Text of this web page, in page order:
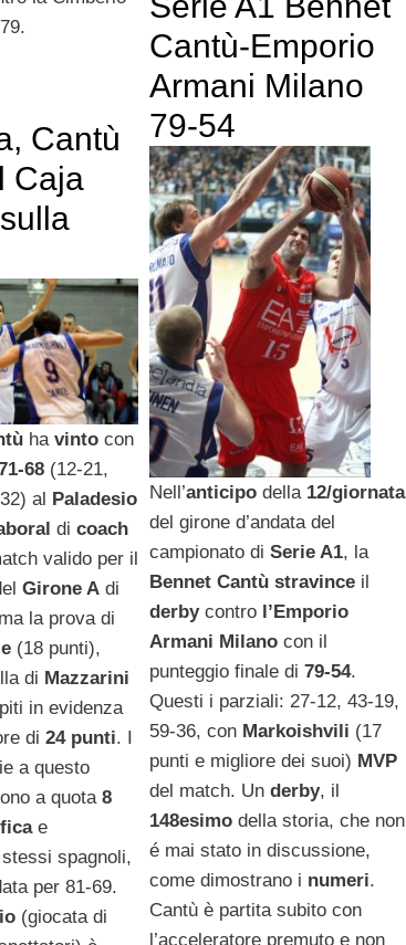
Cantù-Emporio
Armani Milano
79-54
Nell’anticipodella 12/giornata
del girone d’andata del
campionato di Serie A1, la
Bennet Cantù stravinceil
derbycontro l’Emporio
Armani Milanocon il
punteggio finale di 79-54.
Questi i parziali: 27-12, 43-19,
59-36, con Markoishvili (17
punti e migliore dei suoi) MVP
del match. Un derby, il
148esimodella storia, che non
é mai stato in discussione,
come dimostrano i numeri.
Cantù è partita subito con
l’acceleratore premuto e non
Cantù
Caja
ha vinto con
68 (12-21,
al Paladesio
di coach
valido per il
Girone A di
la prova di
(18 punti),
di Mazzarini
in evidenza
di 24 punti. I
a questo
a quota8
e
spagnoli,
per 81-69.
(giocata di